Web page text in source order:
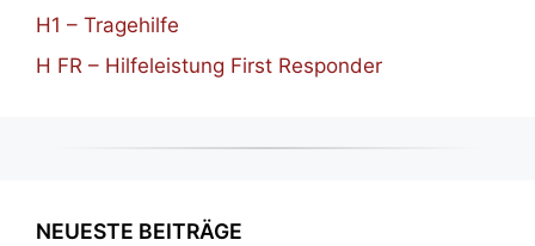
H1 – Tragehilfe
H FR – Hilfeleistung First Responder
NEUESTE BEITRÄGE